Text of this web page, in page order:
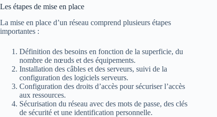
Les étapes de mise en place
La mise en place d’un réseau comprend plusieurs étapes
importantes :
Définition des besoins en fonction de la superficie, du
nombre de nœuds et des équipements.
Installation des câbles et des serveurs, suivi de la
configuration des logiciels serveurs.
Configuration des droits d’accès pour sécuriser l’accès
aux ressources.
Sécurisation du réseau avec des mots de passe, des clés
de sécurité et une identification personnelle.